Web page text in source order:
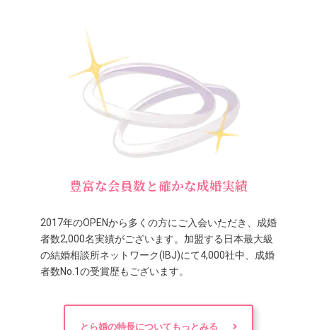
豊富な会員数と確かな成婚実績
2017年のOPENから多くの方にご入会いただき、成婚
者数2,000名実績がございます。加盟する日本最大級
の結婚相談所ネットワーク(IBJ)にて4,000社中、成婚
者数No.1の受賞歴もございます。
とら婚の特長についてもっとみる